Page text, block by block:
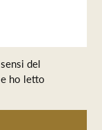
del
ho letto